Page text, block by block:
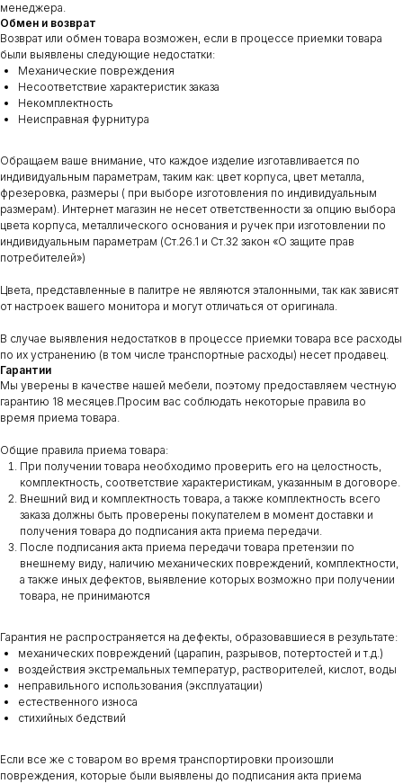
менеджера.
Обмен и возврат
Возврат или обмен товара возможен, если в процессе приемки товара
были выявлены следующие недостатки:
Механические повреждения
Несоответствие характеристик заказа
Некомплектность
Неисправная фурнитура
Обращаем ваше внимание, что каждое изделие изготавливается по
индивидуальным параметрам, таким как: цвет корпуса, цвет металла,
фрезеровка, размеры ( при выборе изготовления по индивидуальным
размерам). Интернет магазин не несет ответственности за опцию выбора
цвета корпуса, металлического основания и ручек при изготовлении по
индивидуальным параметрам (Ст.26.1 и Ст.32 закон «О защите прав
потребителей»)
Цвета, представленные в палитре не являются эталонными, так как зависят
от настроек вашего монитора и могут отличаться от оригинала.
В случае выявления недостатков в процессе приемки товара все расходы
по их устранению (в том числе транспортные расходы) несет продавец.
Гарантии
Мы уверены в качестве нашей мебели, поэтому предоставляем честную
гарантию 18 месяцев.Просим вас соблюдать некоторые правила во
время приема товара.
Общие правила приема товара:
При получении товара необходимо проверить его на целостность,
комплектность, соответствие характеристикам, указанным в договоре.
Внешний вид и комплектность товара, а также комплектность всего
заказа должны быть проверены покупателем в момент доставки и
получения товара до подписания акта приема передачи.
После подписания акта приема передачи товара претензии по
внешнему виду, наличию механических повреждений, комплектности,
а также иных дефектов, выявление которых возможно при получении
товара, не принимаются
Гарантия не распространяется на дефекты, образовавшиеся в результате:
механических повреждений (царапин, разрывов, потертостей и т.д.)
воздействия экстремальных температур, растворителей, кислот, воды
неправильного использования (эксплуатации)
естественного износа
стихийных бедствий
Если все же с товаром во время транспортировки произошли
повреждения, которые были выявлены до подписания акта приема